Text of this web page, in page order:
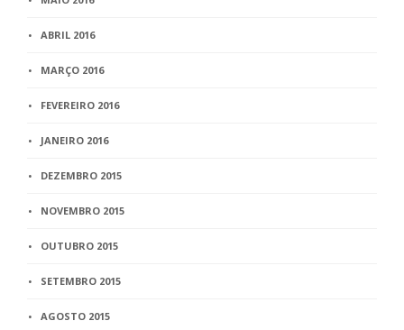
ABRIL 2016
MARÇO 2016
FEVEREIRO 2016
JANEIRO 2016
DEZEMBRO 2015
NOVEMBRO 2015
OUTUBRO 2015
SETEMBRO 2015
AGOSTO 2015